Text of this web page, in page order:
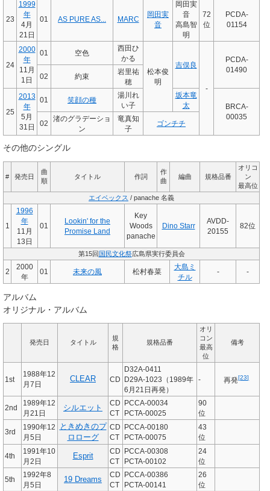
23
1999
年
4月
21日
01 AS PURE AS... MARC
岡田実
音
岡田実
音
高島智
明
72
位
PCDA-
01154
24
2000
年
11月
1日
01 空色
西田ひ
かる
松本俊
明
吉俣良
-
PCDA-
01490
02
約束
岩里祐
穂
25
2013
年
5月
31日
01 笑顔の種
湯川れ
い子
坂本竜
太
BRCA-
00035
02
渚のグラデーショ
ン
竜真知
子
ゴンチチ
その他のシングル
# 発売日
曲
順
タイトル 作詞
作
曲
編曲 規格品番
オリコ
ン
最高位
エイベックス / panache 名義
1
1996
年
11月
13日
01
Lookin' for the
Promise Land
Key
Woods
panache
Dino Starr
AVDD-
20155
82位
第15回 国民文化祭広島県実行委員会
2
2000
年
01 未来の風 松村春菜
大島ミ
チル
- -
アルバム
オリジナル・アルバム
発売日 タイトル
規
格
規格品番
オリ
コン
最高
位
備考
1st
1988年12
月7日
CLEAR CD
D32A-0411
D29A-1023（ 1989年
6月21日再発）
- 再発[23]
2nd
1989年12
月21日
シルエット
CD
CT
PCCA-00034
PCTA-00025
90
位
3rd
1990年12
月5日
ときめきのプ
ロローグ
CD
CT
PCCA-00180
PCTA-00075
43
位
4th
1991年10
月2日
Esprit
CD
CT
PCCA-00308
PCTA-00102
24
位
5th
1992年8
月5日
19 Dreams
CD
CT
PCCA-00386
PCTA-00141
26
位